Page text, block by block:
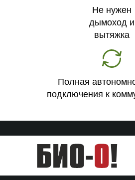
Не нужен
дымоход и
вытяжка
Полная
подключения к